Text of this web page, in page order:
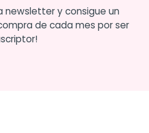
newsletter y consigue un
de cada mes por ser